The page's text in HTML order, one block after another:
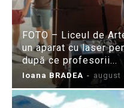
FOTO – Liceul de
un aparat cu laser
după ce profesorii...
Ioana BRADEA - august